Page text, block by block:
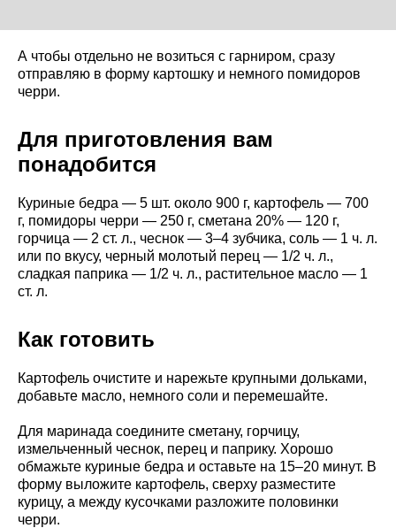
А чтобы отдельно не возиться с гарниром, сразу
отправляю в форму картошку и немного помидоров
черри.
Для приготовления вам
понадобится
Куриные бедра — 5 шт. около 900 г, картофель — 700
г, помидоры черри — 250 г, сметана 20% — 120 г,
горчица — 2 ст. л., чеснок — 3–4 зубчика, соль — 1 ч. л.
или по вкусу, черный молотый перец — 1/2 ч. л.,
сладкая паприка — 1/2 ч. л., растительное масло — 1
ст. л.
Как готовить
Картофель очистите и нарежьте крупными дольками,
добавьте масло, немного соли и перемешайте.
Для маринада соедините сметану, горчицу,
измельченный чеснок, перец и паприку. Хорошо
обмажьте куриные бедра и оставьте на 15–20 минут. В
форму выложите картофель, сверху разместите
курицу, а между кусочками разложите половинки
черри.